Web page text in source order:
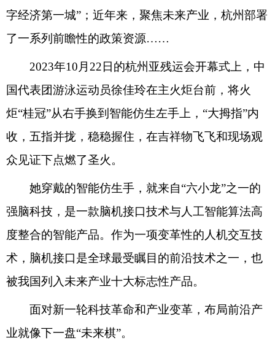
字经济第一城”；近年来，聚焦未来产业，杭州部署
了一系列前瞻性的政策资源……
2023年10月22日的杭州亚残运会开幕式上，中
国代表团游泳运动员徐佳玲在主火炬台前，将火
炬“桂冠”从右手换到智能仿生左手上，“大拇指”内
收，五指并拢，稳稳握住，在吉祥物飞飞和现场观
众见证下点燃了圣火。
她穿戴的智能仿生手，就来自“六小龙”之一的
强脑科技，是一款脑机接口技术与人工智能算法高
度整合的智能产品。作为一项变革性的人机交互技
术，脑机接口是全球最受瞩目的前沿技术之一，也
被我国列入未来产业十大标志性产品。
面对新一轮科技革命和产业变革，布局前沿产
业就像下一盘“未来棋”。